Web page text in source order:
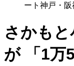
ート神戸・
さかも
が 「1万